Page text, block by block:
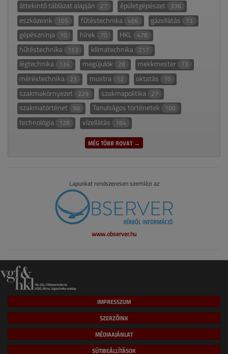
áttekintő táblázat alapján 27 épületgépészet 336
eszközeink 105 fűtéstechnika 466 gázellátás 73
gépészninja 10 hírek 70 HKL 478
hűtéstechnika 153 klímatechnika 217
légtechnika 134 megújulók 28 mekkmester 73
méréstechnika 23 mustra 12 oktatás 10
szakmakörnyezet 229 szakmapolitika 27
szakmatörténet 98 Tanulságos történetek 100
technológia 128 vízellátás 184
MÉG TÖBB ROVAT →
Lapunkat rendszeresen szemlézi az
www.observer.hu
IMPRESSZUM
SZERZŐINK
MÉDIAAJÁNLAT
SÜTIBEÁLLÍTÁSOK